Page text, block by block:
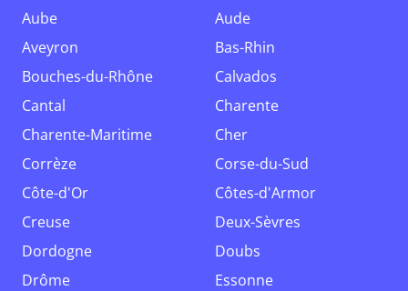
Aube
Aude
Aveyron
Bas-Rhin
Bouches-du-Rhône
Calvados
Cantal
Charente
Charente-Maritime
Cher
Corrèze
Corse-du-Sud
Côte-d'Or
Côtes-d'Armor
Creuse
Deux-Sèvres
Dordogne
Doubs
Drôme
Essonne